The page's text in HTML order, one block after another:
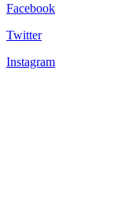
Facebook
Twitter
Instagram